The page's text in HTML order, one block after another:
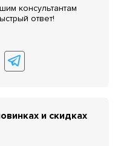
консультантам
ответ!
и скидках